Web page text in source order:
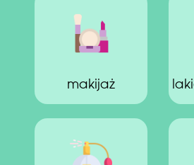
makijaż